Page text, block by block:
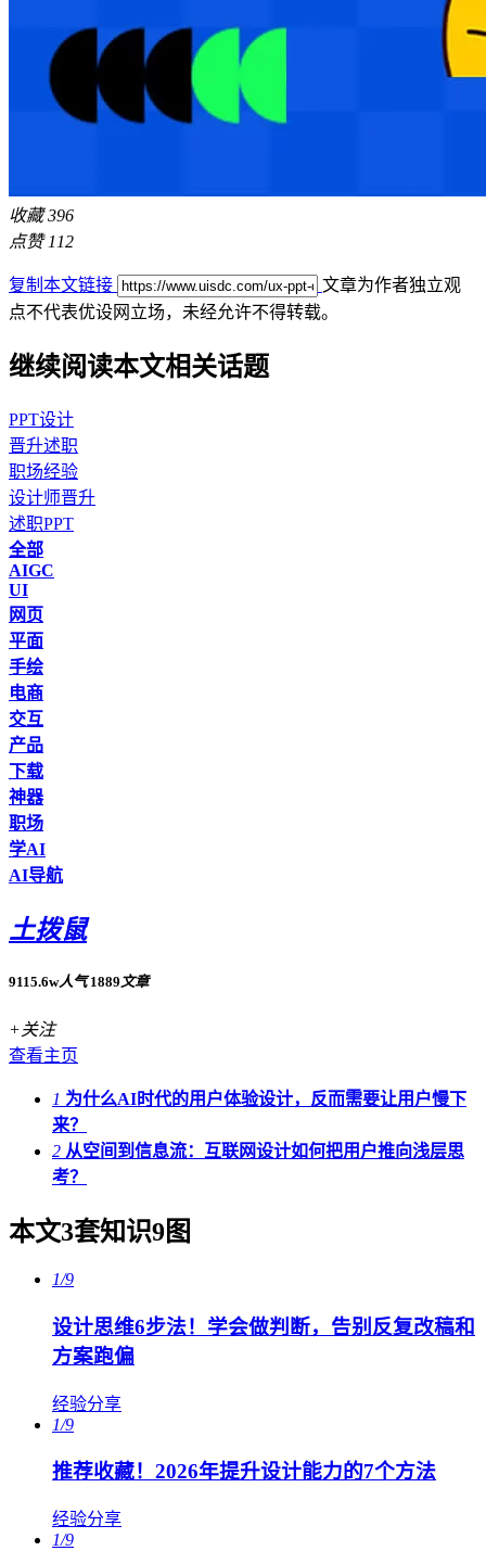
收藏 396
点赞 112
复制本文链接
文章为作者独立观
点不代表优设网立场， 未经允许不得转载。
继续阅读本文相关话题
PPT设计
晋升述职
职场经验
设计师晋升
述职PPT
全部
AIGC
UI
网页
平面
手绘
电商
交互
产品
下载
神器
职场
学AI
AI导航
土拨鼠
9115.6w人气 1889文章
+关注
查看主页
1 为什么AI时代的用户体验设计，反而需要让用户慢下
来？
2 从空间到信息流：互联网设计如何把用户推向浅层思
考？
本文3套知识9图
1/9
设计思维6步法！学会做判断，告别反复改稿和
方案跑偏
经验分享
1/9
推荐收藏！2026年提升设计能力的7个方法
经验分享
1/9